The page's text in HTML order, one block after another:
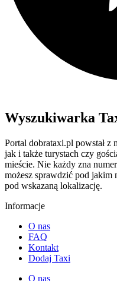
Wyszukiwarka
Portal dobrataxi.pl powstał z
jak i także turystach czy
mieście. Nie każdy zna
możesz sprawdzić pod jakim
pod wskazaną lokalizację.
Informacje
O nas
FAQ
Kontakt
Dodaj Taxi
O nas